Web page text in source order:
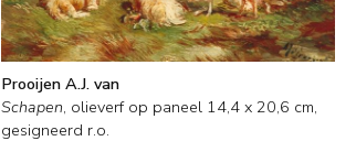
Prooijen A.J. van
Schapen, olieverf op paneel 14,4 x 20,6 cm,
gesigneerd r.o.